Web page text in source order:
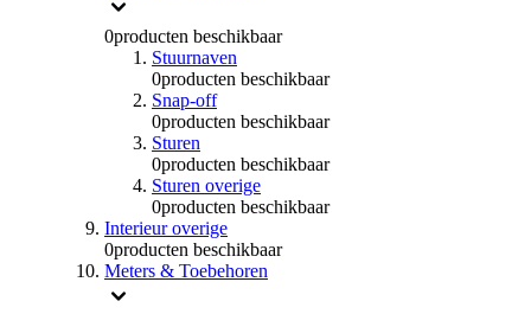
0producten beschikbaar
Stuurnaven
0producten beschikbaar
Snap-off
0producten beschikbaar
Sturen
0producten beschikbaar
Sturen overige
0producten beschikbaar
Interieur overige
0producten beschikbaar
Meters & Toebehoren